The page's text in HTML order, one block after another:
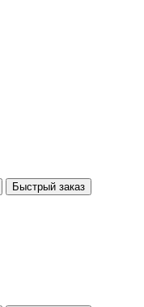
Быстрый заказ